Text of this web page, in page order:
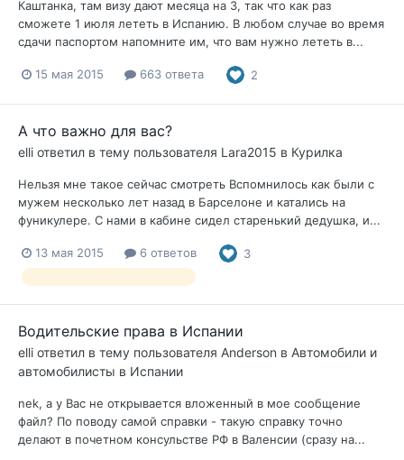
Каштанка, там визу дают месяца на 3, так что как раз
сможете 1 июля лететь в Испанию. В любом случае во время
сдачи паспортом напомните им, что вам нужно лететь в...
15 мая 2015 663 ответа 2
А что важно для вас?
elli ответил в тему пользователя Lara2015 в Курилка
Нельзя мне такое сейчас смотреть Вспомнилось как были с
мужем несколько лет назад в Барселоне и катались на
фуникулере. С нами в кабине сидел старенький дедушка, и...
13 мая 2015 6 ответов 3
Водительские права в Испании
elli ответил в тему пользователя Anderson в Автомобили и
автомобилисты в Испании
nek, а у Вас не открывается вложенный в мое сообщение
файл? По поводу самой справки - такую справку точно
делают в почетном консульстве РФ в Валенсии (сразу на...